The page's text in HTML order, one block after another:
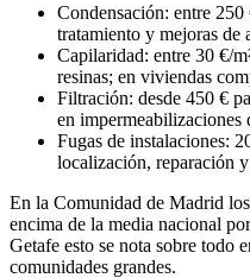
Condensación: entre
tratamiento y mejoras de
Capilaridad: entre 30 €/
resinas; en viviendas
Filtración: desde 450 €
en impermeabilizaciones
Fugas de instalaciones:
localización, reparación
En la Comunidad de Madrid
encima de la media nacional
Getafe esto se nota sobre todo
comunidades grandes.